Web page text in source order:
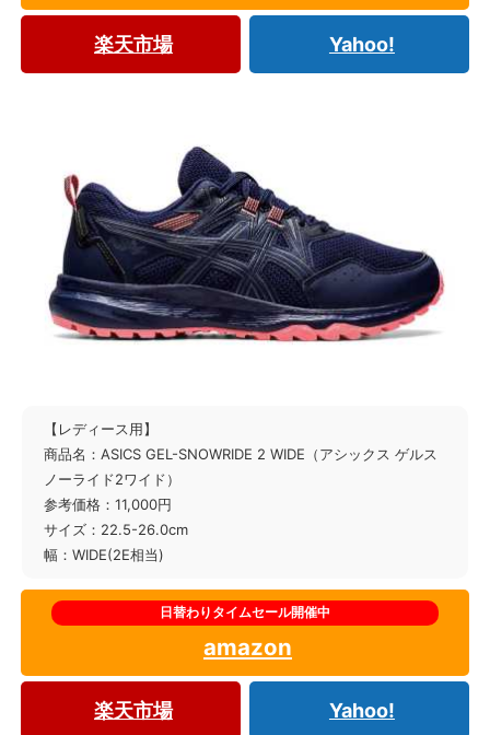
楽天市場 Yahoo!
【レディース用】
商品名：ASICS GEL-SNOWRIDE 2 WIDE（アシックス ゲルス
ノーライド2ワイド）
参考価格：11,000円
サイズ：22.5-26.0cm
幅：WIDE(2E相当)
amazon
楽天市場 Yahoo!